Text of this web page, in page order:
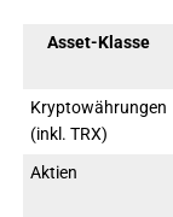
Asset-Klasse
Kryptowährungen
(inkl. TRX)
Aktien